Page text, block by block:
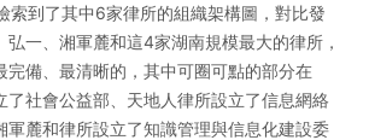
索到了其中6家律所的組織架構圖，對比發
一、湘軍麓和這4家湖南規模最大的律所，
完備、最清晰的，其中可圈可點的部分在
了社會公益部、天地人律所設立了信息網絡
軍麓和律所設立了知識管理與信息化建設委